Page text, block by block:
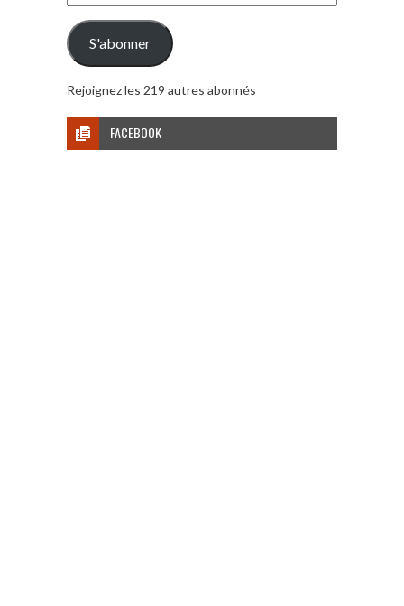
e-
mail
S'abonner
Rejoignez les 219 autres abonnés
FACEBOOK